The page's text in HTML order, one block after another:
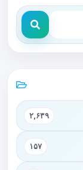
۲,۶۳۹
۱۵۷